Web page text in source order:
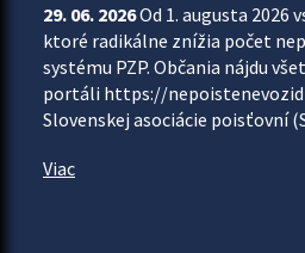
29. 06. 2026Od 1. augusta 2026
ktoré radikálne znížia počet
systému PZP. Občania nájdu
portáli https://
Slovenskej asociácie poisťovní
Viac